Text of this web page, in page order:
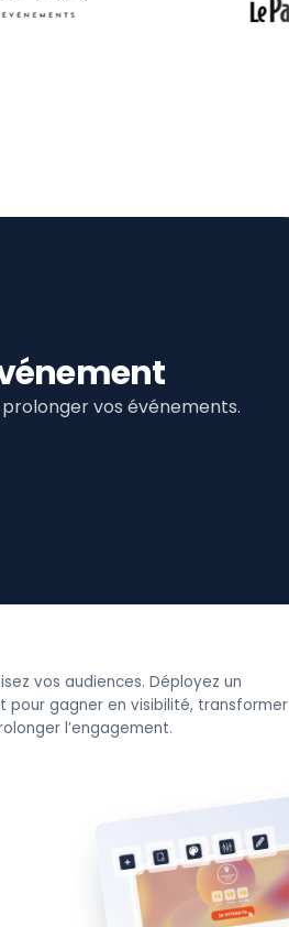
vos événements.
vos audiences. Déployez un
gagner en visibilité, transformer
l’engagement.